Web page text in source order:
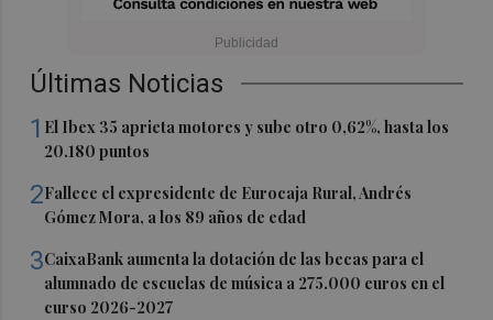
Últimas Noticias
1 El Ibex 35 aprieta motores y sube otro 0,62%, hasta los
20.180 puntos
2Fallece el expresidente de Eurocaja Rural, Andrés
Gómez Mora, a los 89 años de edad
3CaixaBank aumenta la dotación de las becas para el
alumnado de escuelas de música a 275.000 euros en el
curso 2026-2027